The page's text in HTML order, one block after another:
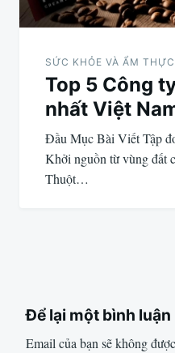
SỨC KHỎE VÀ ẨM THỰC
Top 5 Công
nhất Việt
Đầu Mục Bài Viết Tập
Khởi nguồn từ vùng đất
Thuột…
Để lại một bình luận
Email của bạn sẽ không